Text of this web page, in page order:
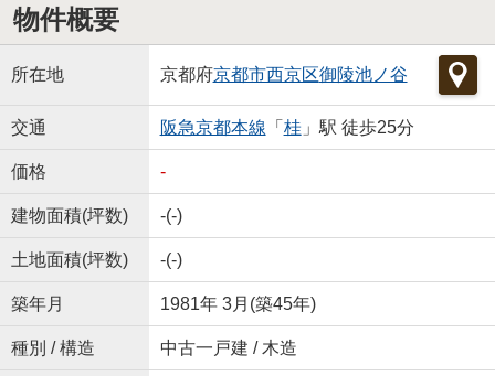
物件概要
所在地 京都府京都市西京区御陵池ノ谷
交通 阪急京都本線 「 桂」駅 徒歩25分
価格 -
建物面積(坪数) -(-)
土地面積(坪数) -(-)
築年月 1981年 3月(築45年)
種別 / 構造 中古一戸建 / 木造